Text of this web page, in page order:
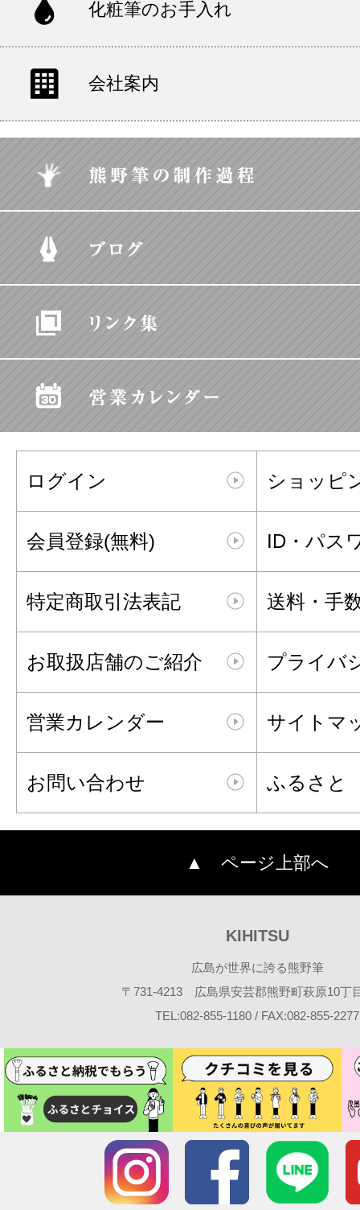
化粧筆のお手入れ
会社案内
ログイン ショッピ
会員登録(無料) ID・パス
特定商取引法表記 送料・手
お取扱店舗のご紹介 プライバ
営業カレンダー サイトマ
お問い合わせ ふるさと
▲ ページ上部へ
KIHITSU
広島が世界に誇る熊野筆
〒731-4213 広島県安芸郡熊野町萩原10丁
TEL:082-855-1180 / FAX:082-855-2277